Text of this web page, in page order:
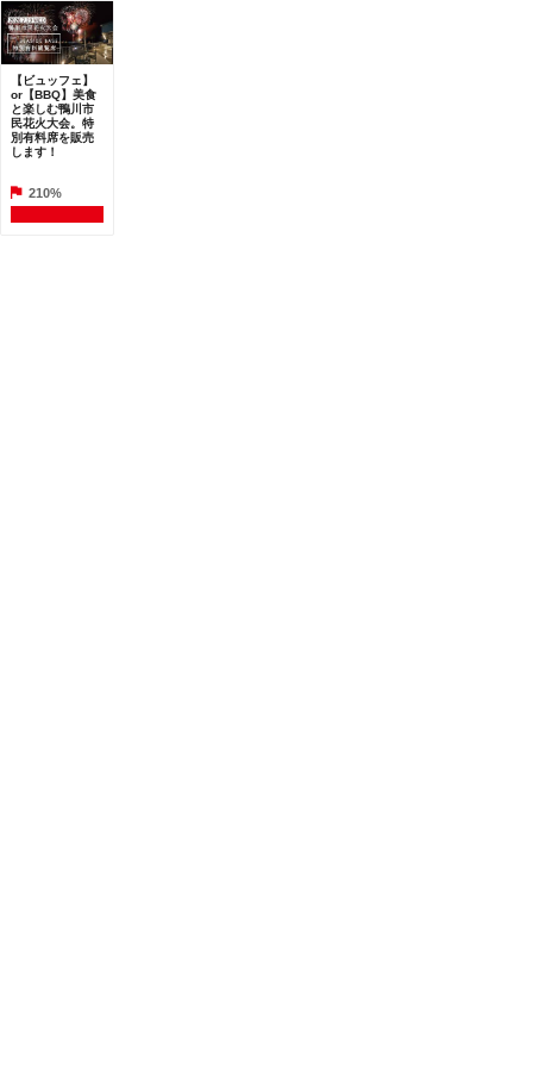
【ビュッフェ】
or【BBQ】美食
と楽しむ鴨川市
民花火大会。特
別有料席を販売
します！
210%